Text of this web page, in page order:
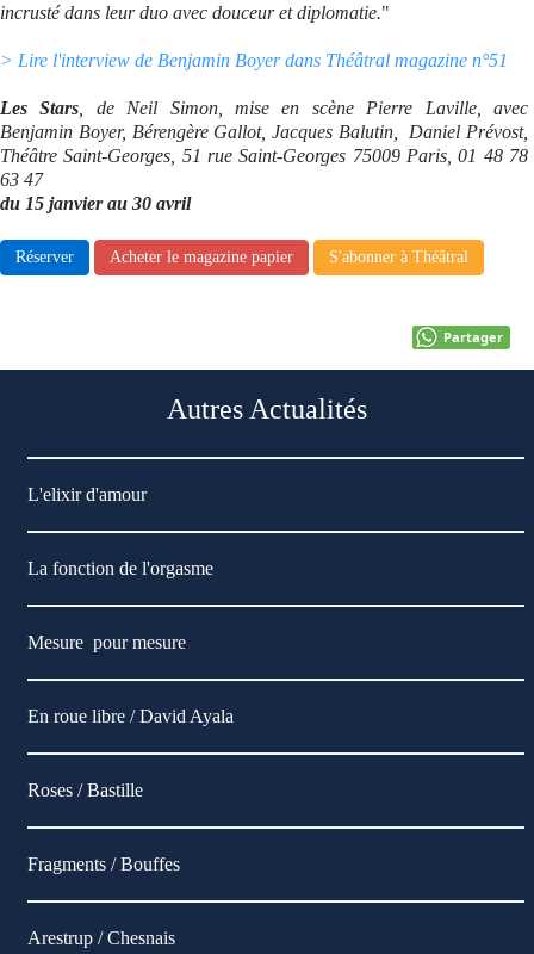
incrusté dans leur duo avec douceur et diplomatie."
> Lire l'interview de Benjamin Boyer dans Théâtral magazine n°51
Les Stars , de Neil Simon, mise en scène Pierre Laville, avec
Benjamin Boyer, Bérengère Gallot, Jacques Balutin, Daniel Prévost,
Théâtre Saint-Georges, 51 rue Saint-Georges 75009 Paris, 01 48 78
63 47
du 15 janvier au 30 avril
Réserver Acheter le magazine papier S'abonner à Théâtral
Partager
Autres Actualités
L'elixir d'amour
La fonction de l'orgasme
Mesure pour mesure
En roue libre / David Ayala
Roses / Bastille
Fragments / Bouffes
Arestrup / Chesnais